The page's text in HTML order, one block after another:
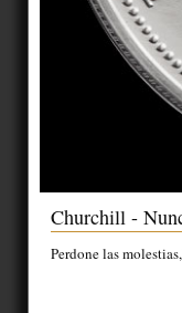
Churchill -
Perdone las